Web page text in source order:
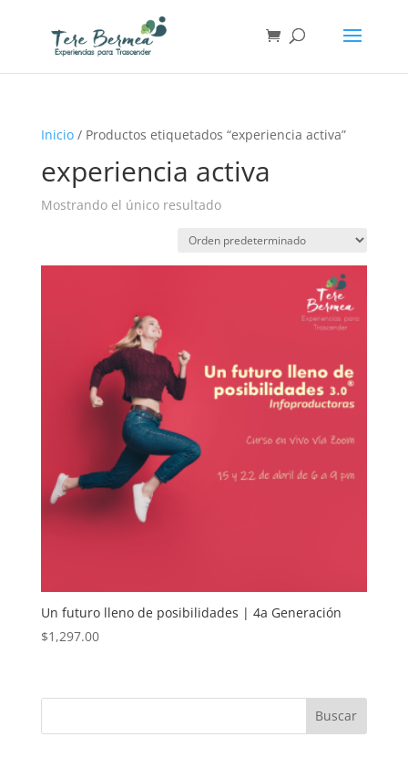
Inicio/ Productos etiquetados “experiencia activa”
experiencia activa
Mostrando el único resultado
Un futuro lleno de posibilidades | 4a Generación
$1,297.00